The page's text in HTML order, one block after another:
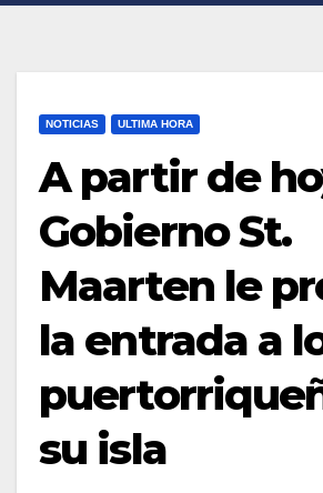
NOTICIAS ULTIMA HORA
A partir de
Gobierno St.
Maarten le
la entrada a
su isla